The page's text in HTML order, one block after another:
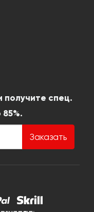
получите спец.
Заказать